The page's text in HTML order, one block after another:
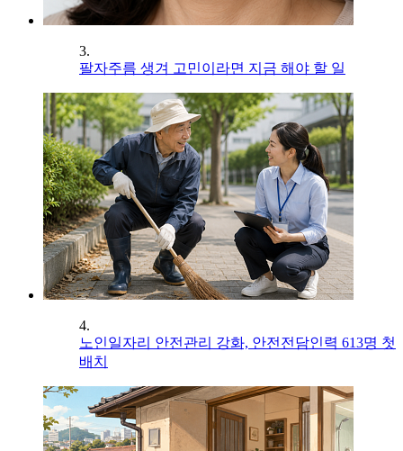
3.
팔자주름 생겨 고민이라면 지금 해야 할 일
4.
노인일자리 안전관리 강화, 안전전담인력 613명 첫
배치